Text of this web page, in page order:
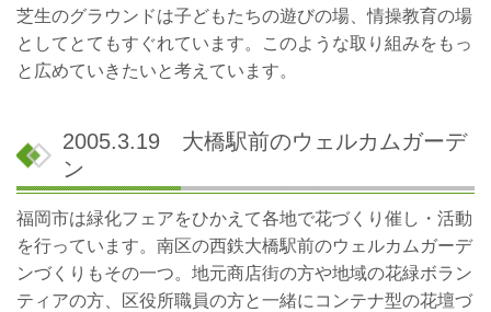
芝生のグラウンドは子どもたちの遊びの場、情操教育の場
としてとてもすぐれています。このような取り組みをもっ
と広めていきたいと考えています。
2005.3.19 大橋駅前のウェルカムガーデ
ン
福岡市は緑化フェアをひかえて各地で花づくり催し・活動
を行っています。南区の西鉄大橋駅前のウェルカムガーデ
ンづくりもその一つ。地元商店街の方や地域の花緑ボラン
ティアの方、区役所職員の方と一緒にコンテナ型の花壇づ